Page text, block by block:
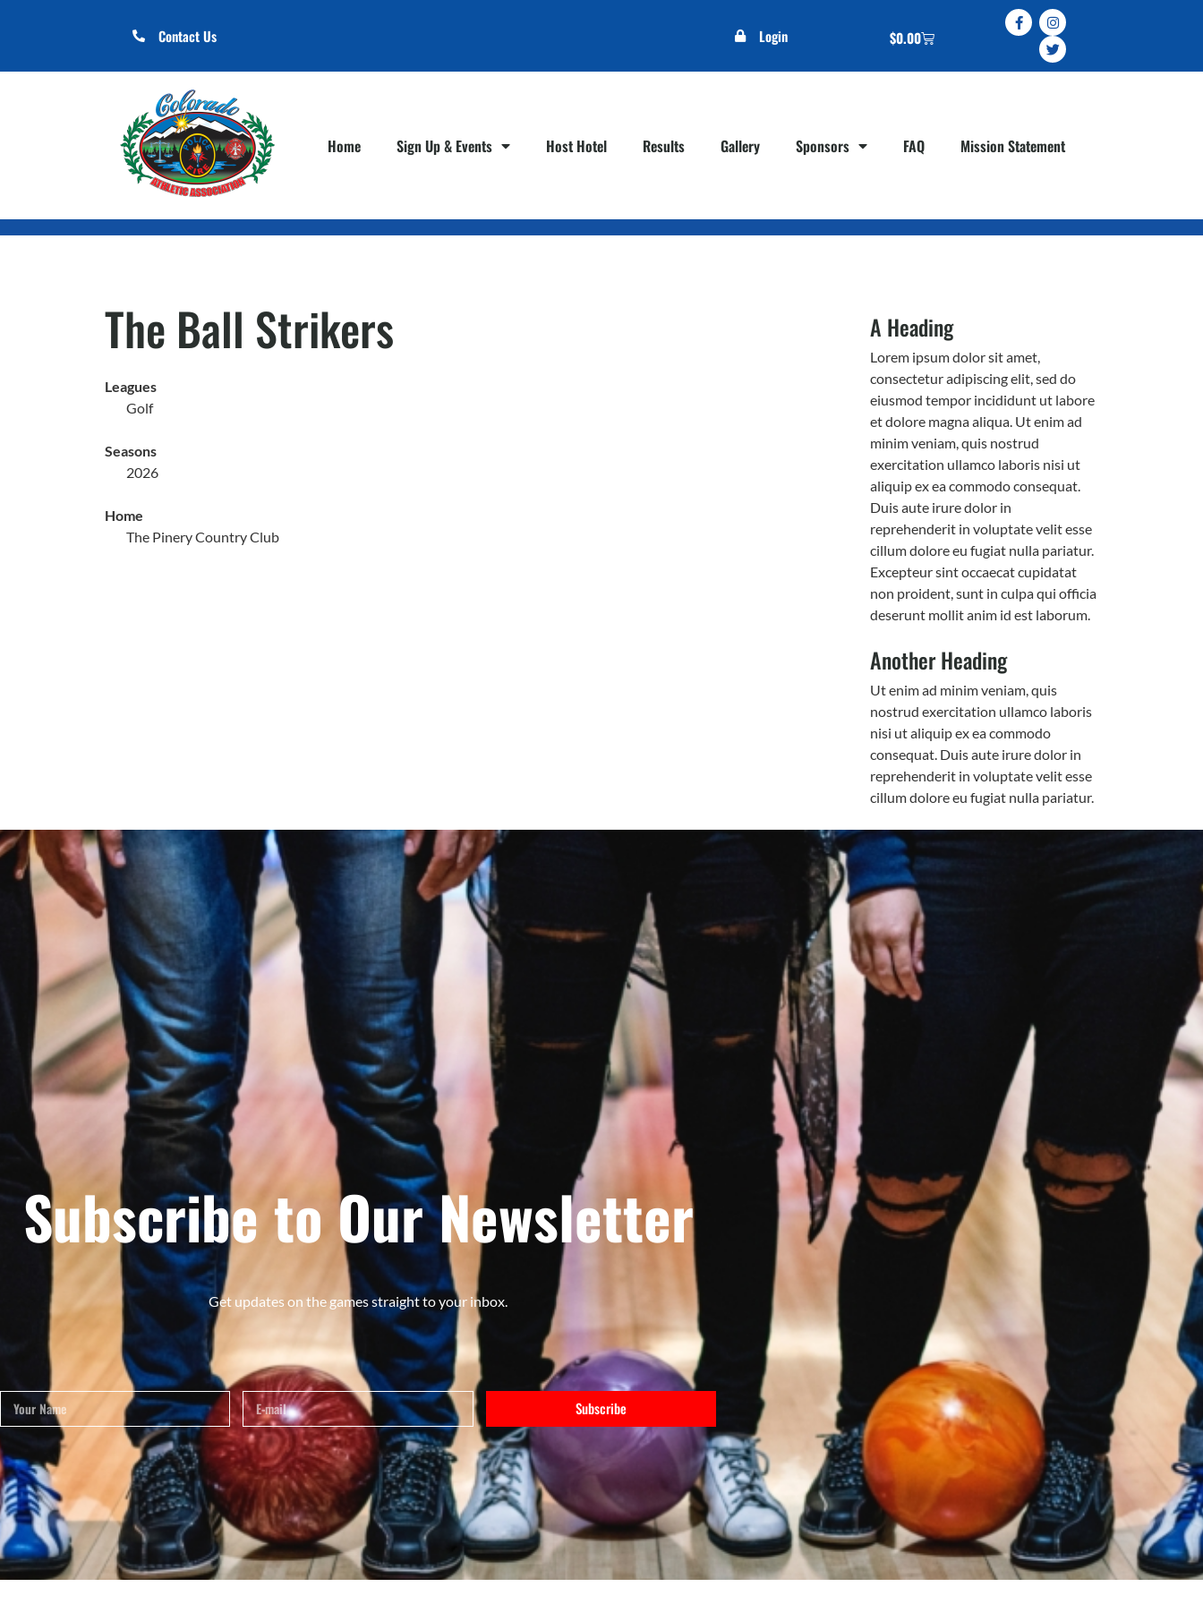
Contact Us Login $0.00
Home Sign Up & Events Host Hotel Results Gallery Sponsors FAQ Mission Statement
The Ball Strikers
Leagues
Golf
Seasons
2026
Home
The Pinery Country Club
A Heading
Lorem ipsum dolor sit amet,
consectetur adipiscing elit, sed do
eiusmod tempor incididunt ut labore
et dolore magna aliqua. Ut enim ad
minim veniam, quis nostrud
exercitation ullamco laboris nisi ut
aliquip ex ea commodo consequat.
Duis aute irure dolor in
reprehenderit in voluptate velit esse
cillum dolore eu fugiat nulla pariatur.
Excepteur sint occaecat cupidatat
non proident, sunt in culpa qui officia
deserunt mollit anim id est laborum.
Another Heading
Ut enim ad minim veniam, quis
nostrud exercitation ullamco laboris
nisi ut aliquip ex ea commodo
consequat. Duis aute irure dolor in
reprehenderit in voluptate velit esse
cillum dolore eu fugiat nulla pariatur.
Subscribe to Our Newsletter
Get updates on the games straight to your inbox.
Subscribe